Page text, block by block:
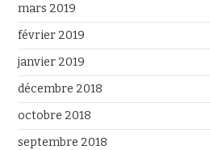
mars 2019
février 2019
janvier 2019
décembre 2018
octobre 2018
septembre 2018